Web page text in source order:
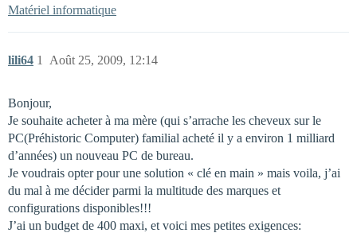
Matériel informatique
lili64 Août 25, 2009, 12:14
1
Bonjour,
Je souhaite acheter à ma mère (qui s’arrache les cheveux sur le
PC(Préhistoric Computer) familial acheté il y a environ 1 milliard
d’années) un nouveau PC de bureau.
Je voudrais opter pour une solution « clé en main » mais voila, j’ai
du mal à me décider parmi la multitude des marques et
configurations disponibles!!!
J’ai un budget de 400 maxi, et voici mes petites exigences: